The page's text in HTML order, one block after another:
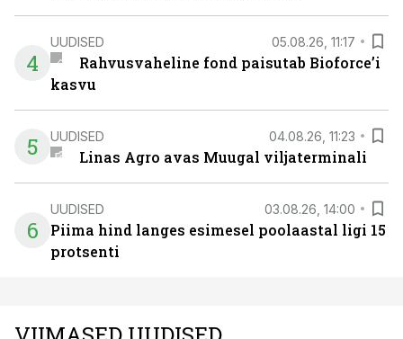
4
UUDISED 05.08.26, 11:17
Rahvusvaheline fond paisutab Bioforce’i
kasvu
5 UUDISED 04.08.26, 11:23
Linas Agro avas Muugal viljaterminali
6
UUDISED 03.08.26, 14:00
Piima hind langes esimesel poolaastal ligi 15
protsenti